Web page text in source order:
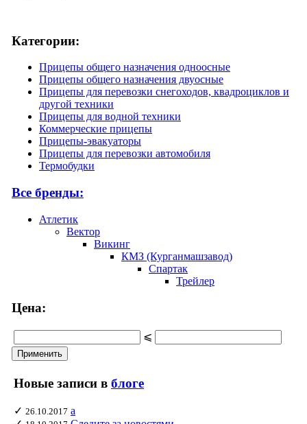
Категории:
Прицепы общего назначения одноосные
Прицепы общего назначения двуосные
Прицепы для перевозки снегоходов, квадроциклов и
другой техники
Прицепы для водной техники
Коммерческие прицепы
Прицепы-эвакуаторы
Прицепы для перевозки автомобиля
Термобудки
Все бренды:
Атлетик
Вектор
Викинг
КМЗ (Курганмашзавод)
Спартак
Трейлер
Цена:
⩽
Новые записи в блоге
✓ 26.10.2017 а